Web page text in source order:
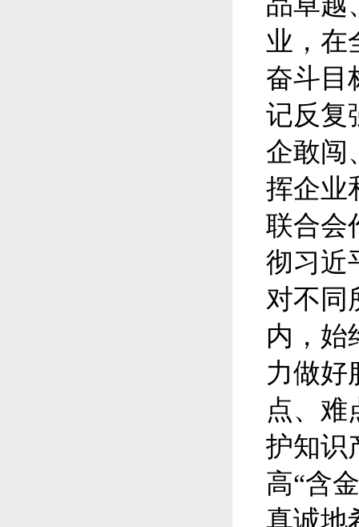
业，在
奋斗目
记反复
企敢闯
挥企业
联合会
彻习近
对不同
内，始
力做好
点、难
护知识
高“含
真诚地